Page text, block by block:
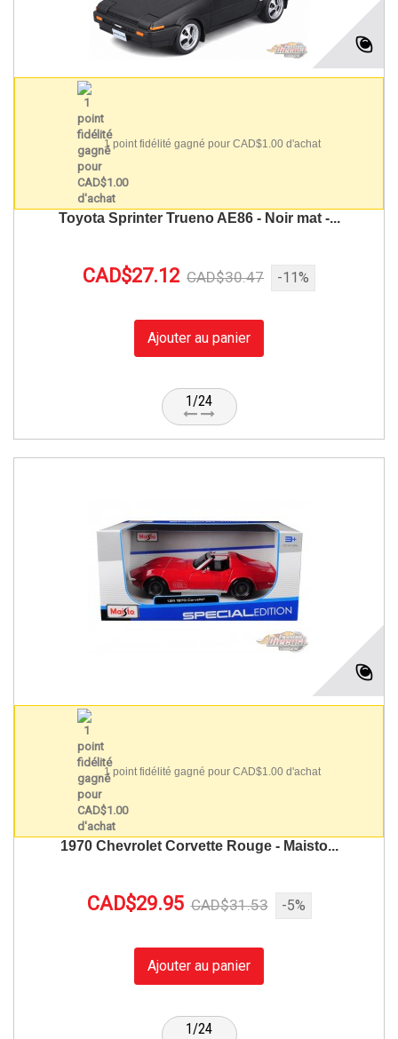
1 point fidélité gagné pour CAD$1.00 d'achat
Toyota Sprinter Trueno AE86 - Noir mat -...
CAD$27.12 CAD$30.47 -11%
Ajouter au panier
1/24
1 point fidélité gagné pour CAD$1.00 d'achat
1970 Chevrolet Corvette Rouge - Maisto...
CAD$29.95 CAD$31.53 -5%
Ajouter au panier
1/24